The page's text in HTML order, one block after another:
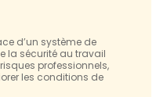
d’un système de
la sécurité au travail
professionnels,
les conditions de